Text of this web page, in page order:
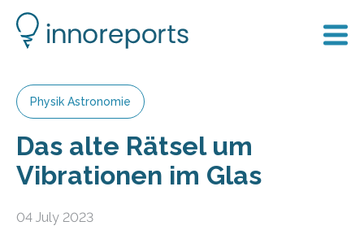
Physik Astronomie
Das alte Rätsel um
Vibrationen im Glas
04 July 2023